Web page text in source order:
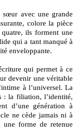
avec une grande
colore la pièce
ils forment une
qui a tant manqué à
enveloppante.
qui permet à ce
devenir une véritable
à l’universel. La
: la filiation, l’identité,
d’une génération à
ne cède jamais ni à
une forme de retenue